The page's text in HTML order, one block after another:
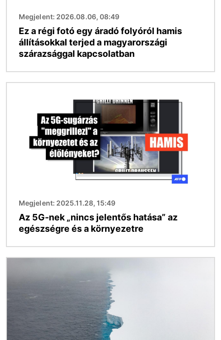
Megjelent: 2026.08.06, 08:49
Ez a régi fotó egy áradó folyóról hamis
állításokkal terjed a magyarországi
szárazsággal kapcsolatban
Megjelent: 2025.11.28, 15:49
Az 5G-nek „nincs jelentős hatása” az
egészségre és a környezetre